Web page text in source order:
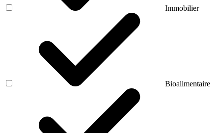
Immobilier
Bioalimentaire